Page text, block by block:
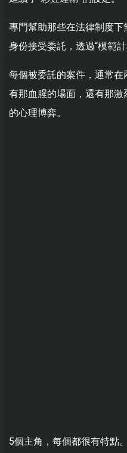
專門幫助那些在法律制度下
身份接受委託，透過“模範計
每個被委託的案件，通常
有那血腥的場面，還有那
的心理博弈。
5個主角，每個都很有特點。